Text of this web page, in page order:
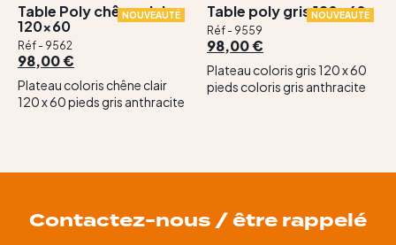
NOUVEAUTÉ
Table Poly chêne clair
120×60
Réf - 9562
98,00 €
Plateau coloris chêne clair
120 x 60 pieds gris anthracite
NOUVEAUTÉ
Table poly gris 120×60
Réf - 9559
98,00 €
Plateau coloris gris 120 x 60
pieds coloris gris anthracite
Contactez-nous / être rappelé